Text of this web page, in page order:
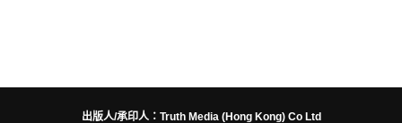
出版人/承印人：Truth Media (Hong Kong) Co Ltd